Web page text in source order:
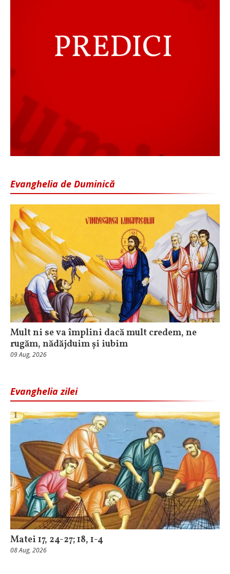
Evanghelia de Duminică
Mult ni se va împlini dacă mult credem, ne
rugăm, nădăjduim și iubim
09 Aug, 2026
Evanghelia zilei
Matei 17, 24-27; 18, 1-4
08 Aug, 2026